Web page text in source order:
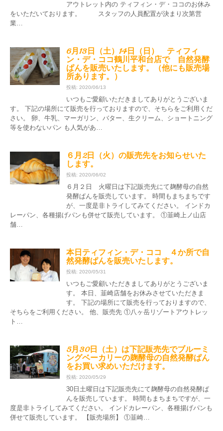
アウトレット内の ティフィン・デ・ココのお休み
をいただいております。 スタッフの人員配置が決まり次第営
業…
6月13日（土）14日（日） ティフィ
ン・デ・ココ鶴川平和台店で 自然発酵
ぱんを販売いたします。（他にも販売場
所あります。）
投稿: 2020/06/13
いつもご愛顧いただきましてありがとうございま
す。 下記の場所にて販売を行っておりますので、そちらをご利用くだ
さい。 卵、牛乳、マーガリン、バター、生クリーム、ショートニング
等を使わないパン も人気があ…
６月2日（火）の販売先をお知らせいた
します。
投稿: 2020/06/02
６月２日 火曜日は下記販売先にて麹酵母の自然
発酵ぱんを販売しています。 時間もまちまちです
が、一度是非トライしてみてください。 インドカ
レーパン、各種揚げパンも併せて販売しています。 ①韮崎上ノ山店
舗…
本日ティフィン・デ・ココ ４か所で自
然発酵ぱんを販売いたします。
投稿: 2020/05/31
いつもご愛顧いただきましてありがとうございま
す。 本日、韮崎店舗をお休みさせていただきま
す。 下記の場所にて販売を行っておりますので、
そちらをご利用ください。 他、販売先 ①八ヶ岳リゾートアウトレッ
ト…
5月30日（土）は下記販売先でブルーミ
ングベーカリーの麹酵母の自然発酵ぱん
をお買い求めいただけます。
投稿: 2020/05/29
30日土曜日は下記販売先にて麹酵母の自然発酵ぱ
んを販売しています。 時間もまちまちですが、一
度是非トライしてみてください。 インドカレーパン、各種揚げパンも
併せて販売しています。 【販売場所】 ①韮崎…